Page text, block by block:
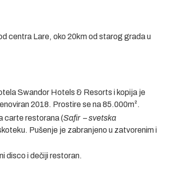
centra Lare, oko 20km od starog grada u
Swandor Hotels & Resorts i kopija je
2018. Prostire se na 85.000m².
carte restorana (Safir – svetska
Pušenje je zabranjeno u zatvorenim i
disco i dečiji restoran.